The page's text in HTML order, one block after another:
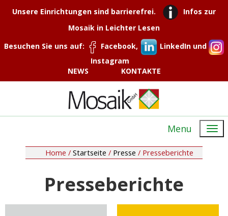
Unsere Einrichtungen sind barrierefrei.
Infos zur
Mosaik in Leichter Lesen
Besuchen Sie uns auf:
Facebook,
LinkedIn und
Instagram
NEWS
KONTAKTE
Menu
Home / Startseite / Presse / Presseberichte
Presseberichte